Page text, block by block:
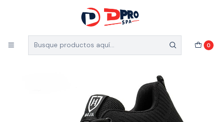
0
5% de descuento en el total de tu compra (Válido
para nuevos clientes)
Catálogo ZAPATILLA DE SEGURIDAD NEGRA TALLA 40